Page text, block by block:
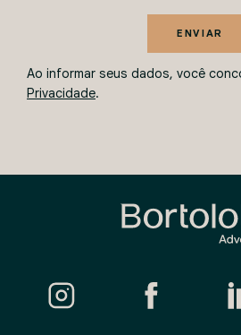
ENVIAR
Ao informar seus dados, você
Privacidade.